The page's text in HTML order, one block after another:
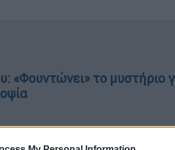
«Φουντώνει» το μυστήριο
δημοσιογράφου για την